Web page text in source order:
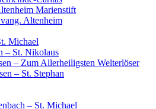
Marienstift
Altenheim
Michael
– St. Nikolaus
– Zum Allerheiligsten Welterlöser
– St. Stephan
– St. Michael